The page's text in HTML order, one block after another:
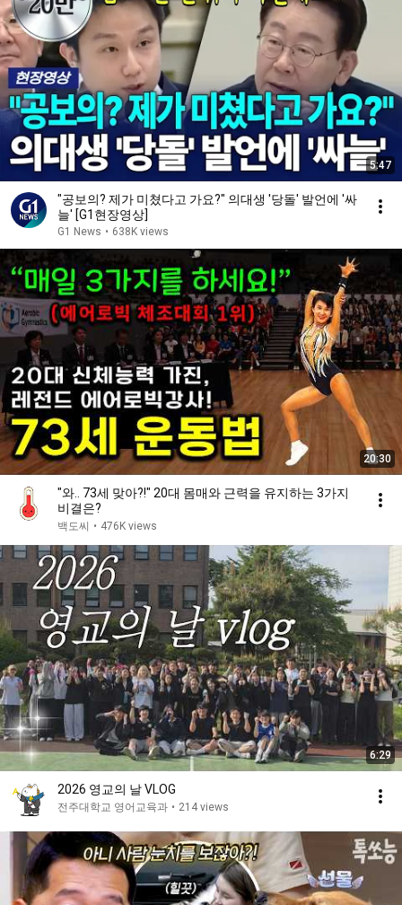
5:47
"공보의? 제가 미쳤다고 가요?" 의대생 '당돌' 발언에 '싸
늘' [G1현장영상]
G1 News • 638K views
20:30
"와.. 73세 맞아?!" 20대 몸매와 근력을 유지하는 3가지
비결은?
백도씨 • 476K views
6:29
2026 영교의 날 VLOG
전주대학교 영어교육과 • 214 views